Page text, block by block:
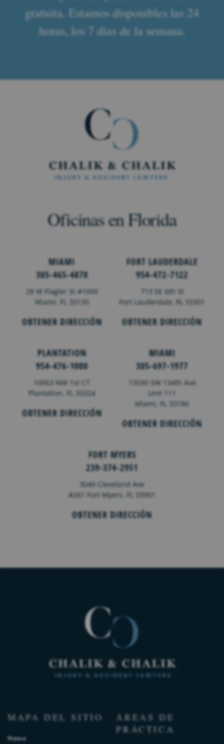
gratuita. Estamos disponibles las 24
horas, los 7 días de la semana.
Oficinas en Florida
MIAMI
305-465-4878
28 W Flagler St #1000
Miami, FL 33130
OBTENER DIRECCIÓN
FORT LAUDERDALE
954-472-7122
713 SE 6th St
Fort Lauderdale,FL 33301
OBTENER DIRECCIÓN
PLANTATION
954-476-1000
10063 NW 1st CT
Plantation, FL 33324
OBTENER DIRECCIÓN
MIAMI
305-697-1977
13590 SW 134th Ave
Unit 111
Miami, FL 33186
OBTENER DIRECCIÓN
FORT MYERS
239-374-2951
3049 Cleveland Ave
#261 Fort Myers, FL 33901
OBTENER DIRECCIÓN
MAPA DEL SITIO
Home
ÁREAS DE
PRÁCTICA